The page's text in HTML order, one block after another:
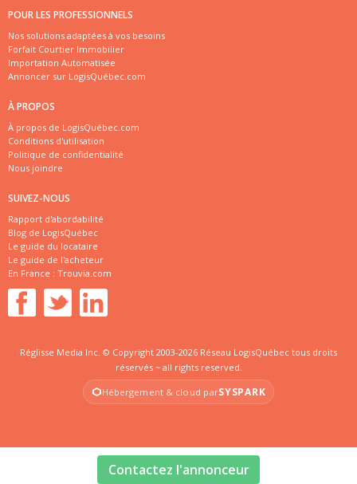
Contactez l'annonceur
POUR LES PROFESSIONNELS
Nos solutions adaptées à vos besoins
Forfait Courtier Immobilier
Importation Automatisée
Annoncer sur LogisQuébec.com
À PROPOS
À propos de LogisQuébec.com
Conditions d'utilisation
Politique de confidentialité
Nous joindre
SUIVEZ-NOUS
Rapport d'abordabilité
Blog de LogisQuébec
Le guide du locataire
Le guide de l'acheteur
En France : Trouvia.com
Réglisse Media Inc. © Copyright 2003-2026 Réseau LogisQuébec tous droits
réservés ~ all rights reserved.
Hébergement & cloud parSYSPARK